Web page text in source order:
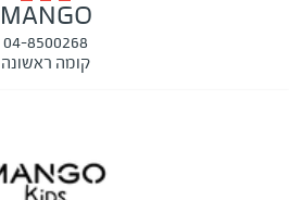
MANGO
04-8500268
קומה ראשונה